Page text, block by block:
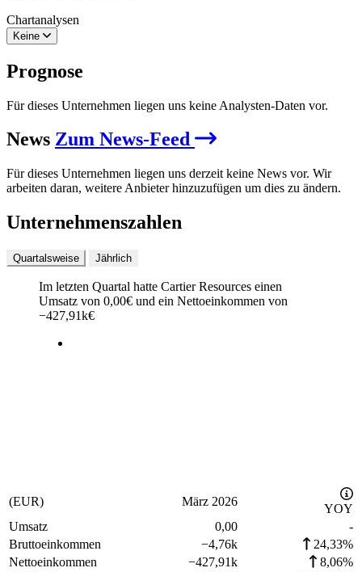
Chartanalysen
Keine
Prognose
Für dieses Unternehmen liegen uns keine Analysten-Daten vor.
News Zum News-Feed
Für dieses Unternehmen liegen uns derzeit keine News vor. Wir
arbeiten daran, weitere Anbieter hinzuzufügen um dies zu ändern.
Unternehmenszahlen
Quartalsweise Jährlich
Im letzten Quartal hatte Cartier Resources einen
Umsatz von 0,00€ und ein Nettoeinkommen von
−427,91k€
(EUR) März 2026
YOY
Umsatz
0,00
-
Bruttoeinkommen
−4,76k
24,33%
Nettoeinkommen
−427,91k
8,06%